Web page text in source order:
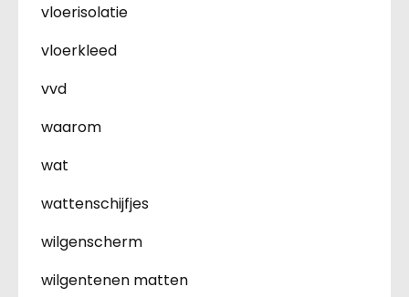
vloerisolatie
vloerkleed
vvd
waarom
wat
wattenschijfjes
wilgenscherm
wilgentenen matten